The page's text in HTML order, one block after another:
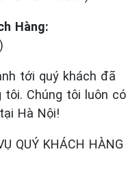
Hàng:
tới quý khách đã
Chúng tôi luôn có
Hà Nội!
QUÝ KHÁCH HÀNG